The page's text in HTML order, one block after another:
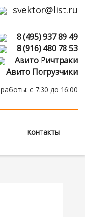
svektor@list.ru
8 (495) 937 89 49
8 (916) 480 78 53
Авито Ричтраки
Авито Погрузчики
с 7:30 до 16:00
Контакты